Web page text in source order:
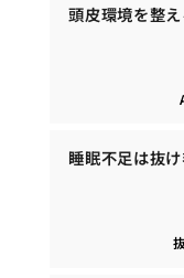
頭皮環境を整
睡眠不足は抜